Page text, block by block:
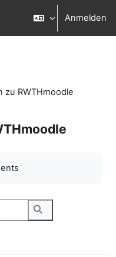
Anmelden
zu RWTHmoodle
Foren